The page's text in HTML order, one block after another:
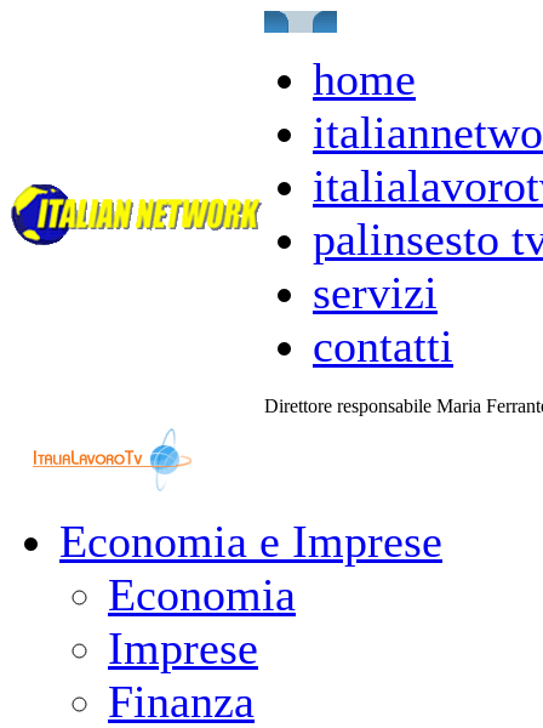
home
palinsesto
servizi
contatti
Direttore responsabile Maria
Economia e Imprese
Economia
Imprese
Finanza